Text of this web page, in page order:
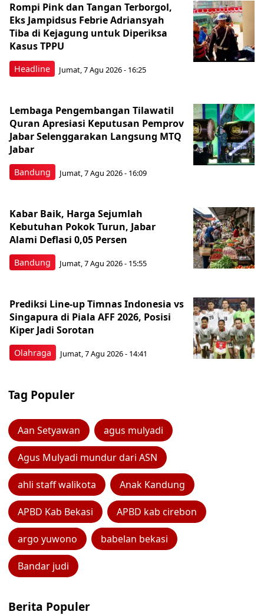
Headline
Rompi Pink dan Tangan Terborgol,
Eks Jampidsus Febrie Adriansyah
Tiba di Kejagung untuk Diperiksa
Kasus TPPU
Jumat, 7 Agu 2026 - 16:25
Bandung
Lembaga Pengembangan Tilawatil
Quran Apresiasi Keputusan Pemprov
Jabar Selenggarakan Langsung MTQ
Jabar
Jumat, 7 Agu 2026 - 16:09
Bandung
Kabar Baik, Harga Sejumlah
Kebutuhan Pokok Turun, Jabar
Alami Deflasi 0,05 Persen
Jumat, 7 Agu 2026 - 15:55
Olahraga
Prediksi Line-up Timnas Indonesia vs
Singapura di Piala AFF 2026, Posisi
Kiper Jadi Sorotan
Jumat, 7 Agu 2026 - 14:41
Tag Populer
Aan Setyawan agus mulyadi
Agus Mulyadi mundur dari ASN
ahli staff walikota Anak Kandung
APBD Kab Bekasi APBD kab cirebon
argo yuwono babelan bekasi
Bandar judi
Berita Populer